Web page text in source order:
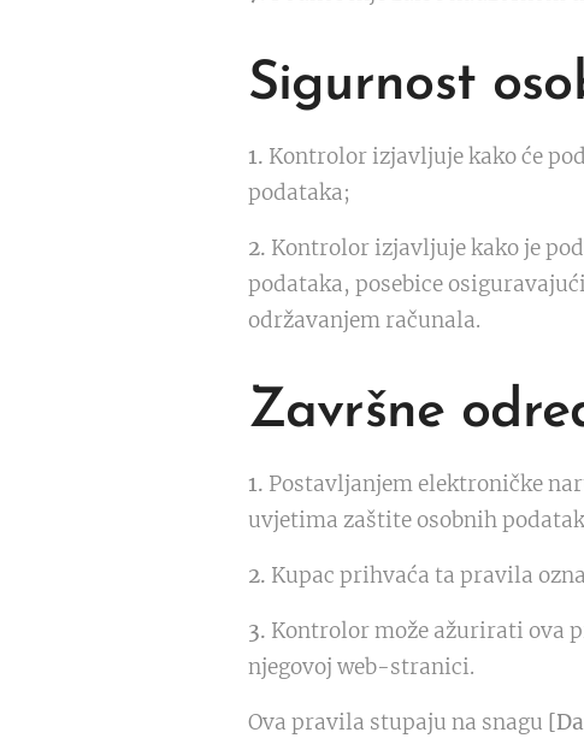
Sigurnost
1. Kontrolor izjavljuje kako će
podataka;
2. Kontrolor izjavljuje kako je
podataka, posebice
održavanjem računala.
Završne
1. Postavljanjem elektroničke
uvjetima zaštite osobnih
2. Kupac prihvaća ta pravila
3. Kontrolor može ažurirati ova
njegovoj web-stranici.
Ova pravila stupaju na snagu